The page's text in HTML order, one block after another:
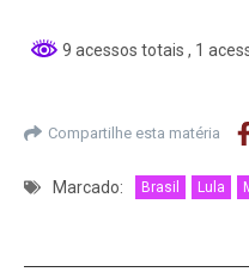
9 acessos totais , 1
Compartilhe esta matéria
Marcado: Brasil Lula